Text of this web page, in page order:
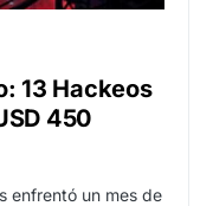
13 Hackeos
450
enfrentó un mes de